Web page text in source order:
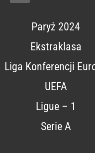
Paryż 2024
Ekstraklasa
Liga Konferencji
UEFA
Ligue – 1
Serie A